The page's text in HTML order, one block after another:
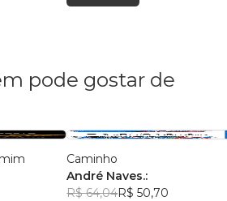
pode gostar de
Caminho
André Naves.:
R$ 64,04R$ 50,70